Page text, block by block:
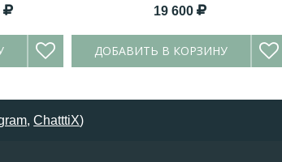
19 600
ДОБАВИТЬ В КОРЗИНУ
,ChatttiX)